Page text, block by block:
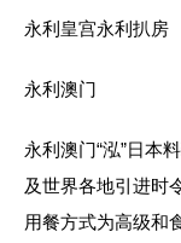
永利皇宫永利扒房
永利澳门
永利澳门“泓”日本
及世界各地引进时
用餐方式为高级和